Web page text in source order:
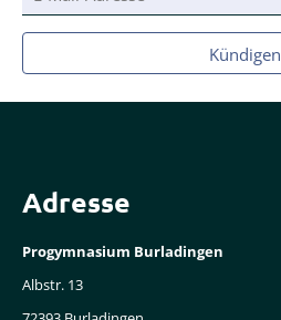
Mail-
Adresse
Kündigen
Adresse
Progymnasium Burladingen
Albstr. 13